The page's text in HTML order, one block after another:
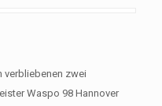
verbliebenen zwei
Waspo 98 Hannover